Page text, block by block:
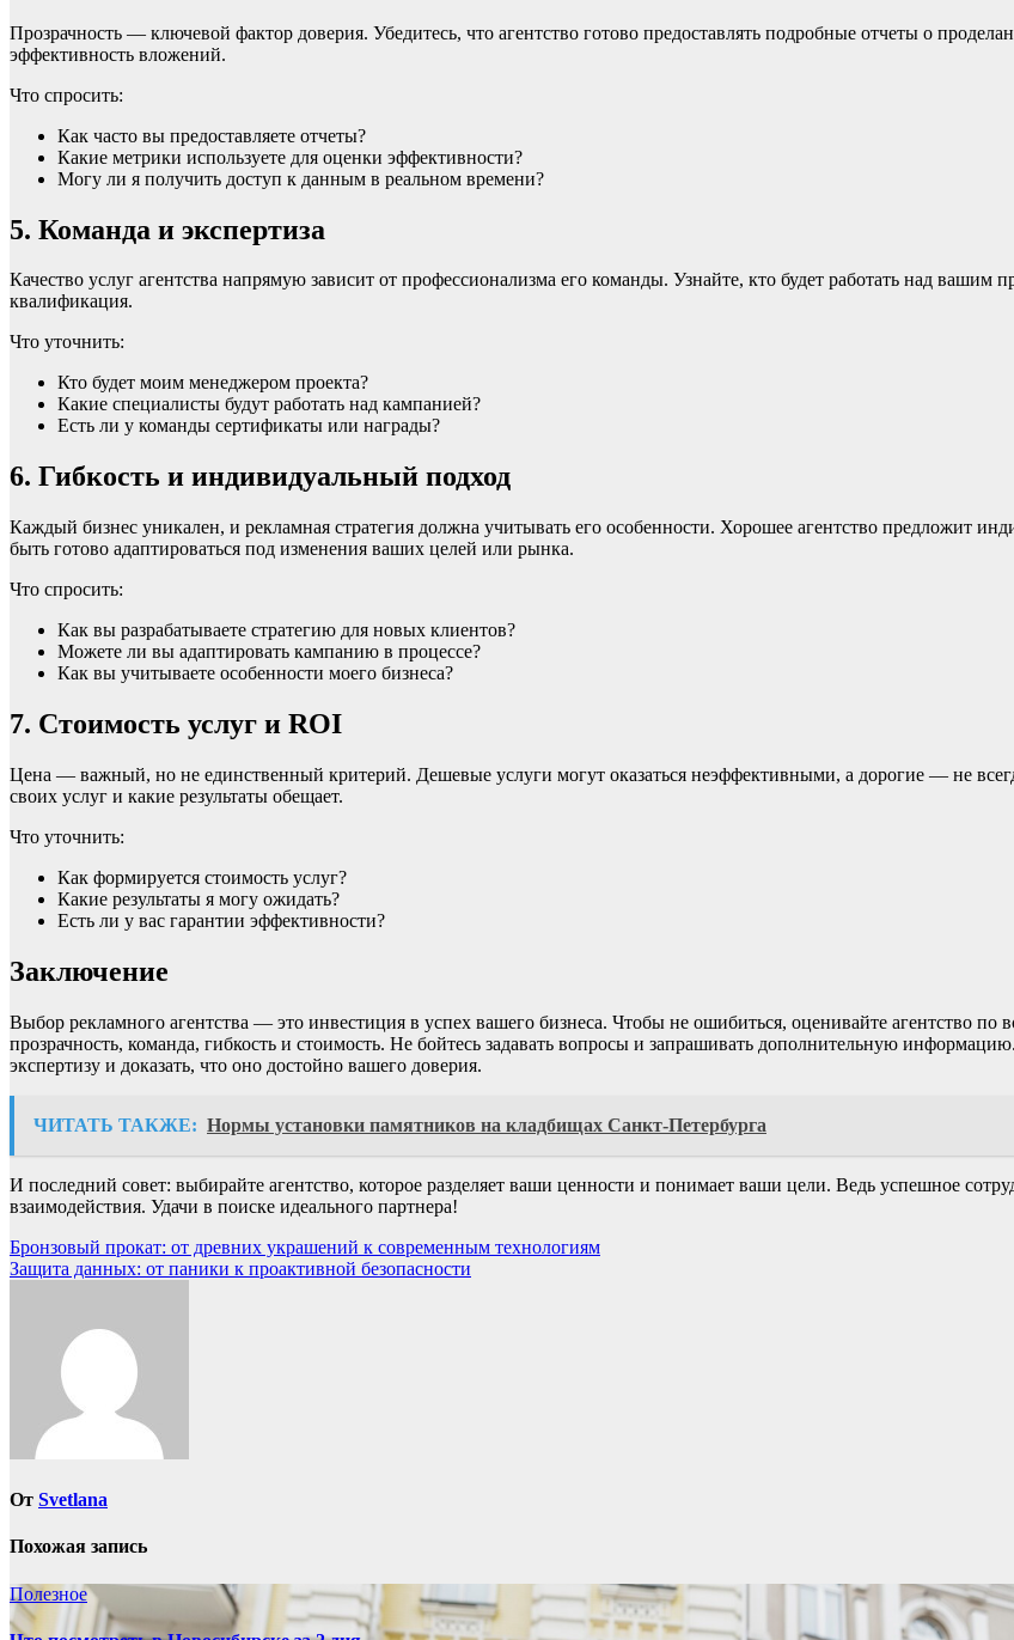
Прозрачность — ключевой фактор доверия. Убедитесь, что агентство готово предоставлять подробные отчеты о
эффективность вложений.
Что спросить:
Как часто вы предоставляете отчеты?
Какие метрики используете для оценки эффективности?
Могу ли я получить доступ к данным в реальном времени?
5. Команда и экспертиза
Качество услуг агентства напрямую зависит от профессионализма его команды. Узнайте, кто будет работать над
квалификация.
Что уточнить:
Кто будет моим менеджером проекта?
Какие специалисты будут работать над кампанией?
Есть ли у команды сертификаты или награды?
6. Гибкость и индивидуальный подход
Каждый бизнес уникален, и рекламная стратегия должна учитывать его особенности. Хорошее агентство предложит
быть готово адаптироваться под изменения ваших целей или рынка.
Что спросить:
Как вы разрабатываете стратегию для новых клиентов?
Можете ли вы адаптировать кампанию в процессе?
Как вы учитываете особенности моего бизнеса?
7. Стоимость услуг и ROI
Цена — важный, но не единственный критерий. Дешевые услуги могут оказаться неэффективными, а дорогие — не
своих услуг и какие результаты обещает.
Что уточнить:
Как формируется стоимость услуг?
Какие результаты я могу ожидать?
Есть ли у вас гарантии эффективности?
Заключение
Выбор рекламного агентства — это инвестиция в успех вашего бизнеса. Чтобы не ошибиться, оценивайте агентство
прозрачность, команда, гибкость и стоимость. Не бойтесь задавать вопросы и запрашивать дополнительную
экспертизу и доказать, что оно достойно вашего доверия.
ЧИТАТЬ ТАКЖЕ: Нормы установки памятников на кладбищах Санкт-Петербурга
И последний совет: выбирайте агентство, которое разделяет ваши ценности и понимает ваши цели. Ведь успешное
взаимодействия. Удачи в поиске идеального партнера!
Навигация
по
Бронзовый прокат: от древних украшений к современным технологиям
Защита данных: от паники к проактивной безопасности
От Svetlana
Похожая запись
Полезное